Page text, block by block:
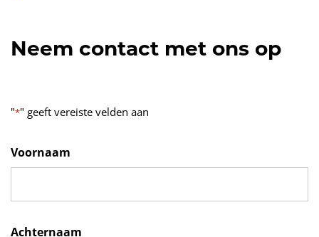
Neem contact met ons op
"*" geeft vereiste velden aan
Voornaam
Achternaam